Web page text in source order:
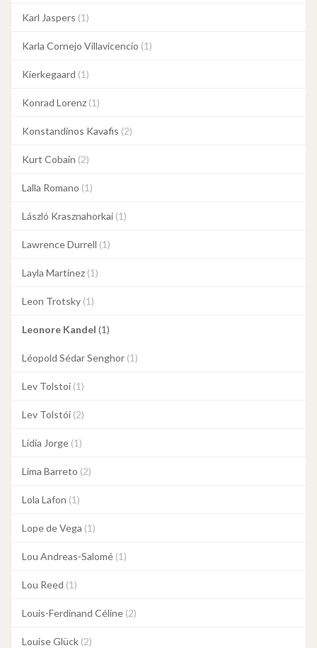
Karl Jaspers (1)
Karla Cornejo Villavicencio (1)
Kierkegaard (1)
Konrad Lorenz (1)
Konstandinos Kavafis (2)
Kurt Cobain (2)
Lalla Romano (1)
László Krasznahorkai (1)
Lawrence Durrell (1)
Layla Martínez (1)
Leon Trotsky (1)
Leonore Kandel (1)
Léopold Sédar Senghor (1)
Lev Tolstoi (1)
Lev Tolstói (2)
Lídia Jorge (1)
Lima Barreto (2)
Lola Lafon (1)
Lope de Vega (1)
Lou Andreas-Salomé (1)
Lou Reed (1)
Louis-Ferdinand Céline (2)
Louise Glück (2)